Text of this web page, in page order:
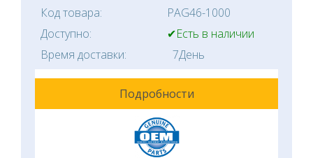
Код товара:
PAG46-1000
Доступно:
✔Есть в наличии
Время доставки:
7День
Подробности